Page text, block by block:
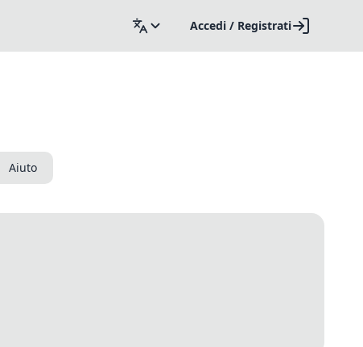
Accedi / Registrati
Aiuto